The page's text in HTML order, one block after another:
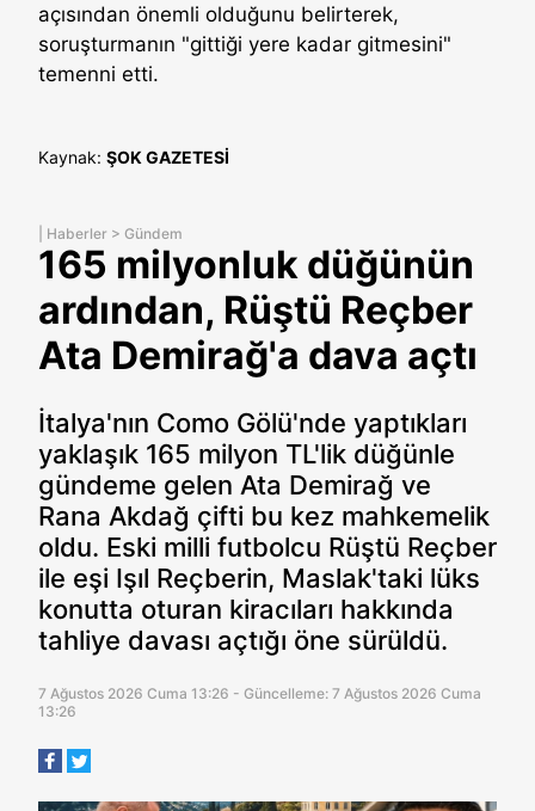
açısından önemli olduğunu belirterek,
soruşturmanın "gittiği yere kadar gitmesini"
temenni etti.
Kaynak: ŞOK GAZETESİ
Haberler > Gündem
165 milyonluk düğünün
ardından, Rüştü Reçber
Ata Demirağ'a dava açtı
İtalya'nın Como Gölü'nde yaptıkları
yaklaşık 165 milyon TL'lik düğünle
gündeme gelen Ata Demirağ ve
Rana Akdağ çifti bu kez mahkemelik
oldu. Eski milli futbolcu Rüştü Reçber
ile eşi Işıl Reçberin, Maslak'taki lüks
konutta oturan kiracıları hakkında
tahliye davası açtığı öne sürüldü.
7 Ağustos 2026 Cuma 13:26 - Güncelleme: 7 Ağustos 2026 Cuma
13:26